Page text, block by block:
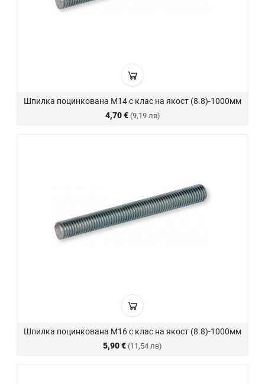
Шпилка поцинкована М14 с клас на якост (8.8)-1000мм
4,70 € (9,19 лв)
Шпилка поцинкована М16 с клас на якост (8.8)-1000мм
5,90 € (11,54 лв)